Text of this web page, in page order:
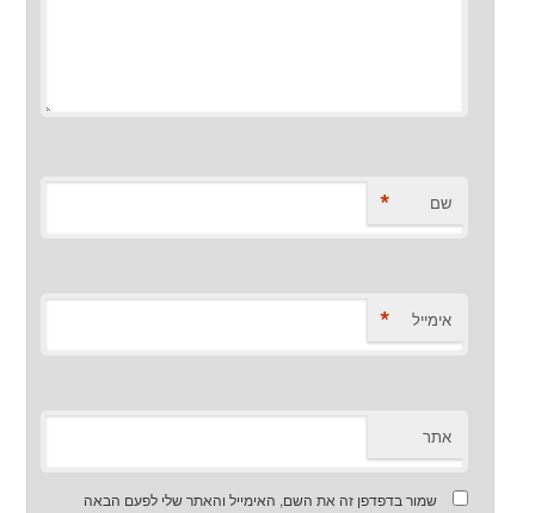
שם *
אימייל *
אתר
שמור בדפדפן זה את השם, האימייל והאתר שלי לפעם הבאה